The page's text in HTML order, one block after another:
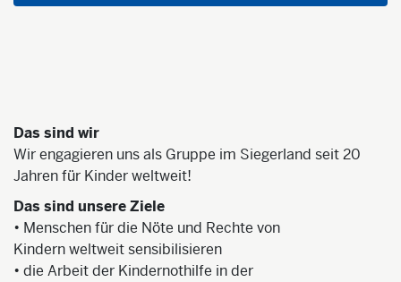
Das sind wir
Wir engagieren uns als Gruppe im Siegerland seit 20
Jahren für Kinder weltweit!
Das sind unsere Ziele
• Menschen für die Nöte und Rechte von
Kindern weltweit sensibilisieren
• die Arbeit der Kindernothilfe in der